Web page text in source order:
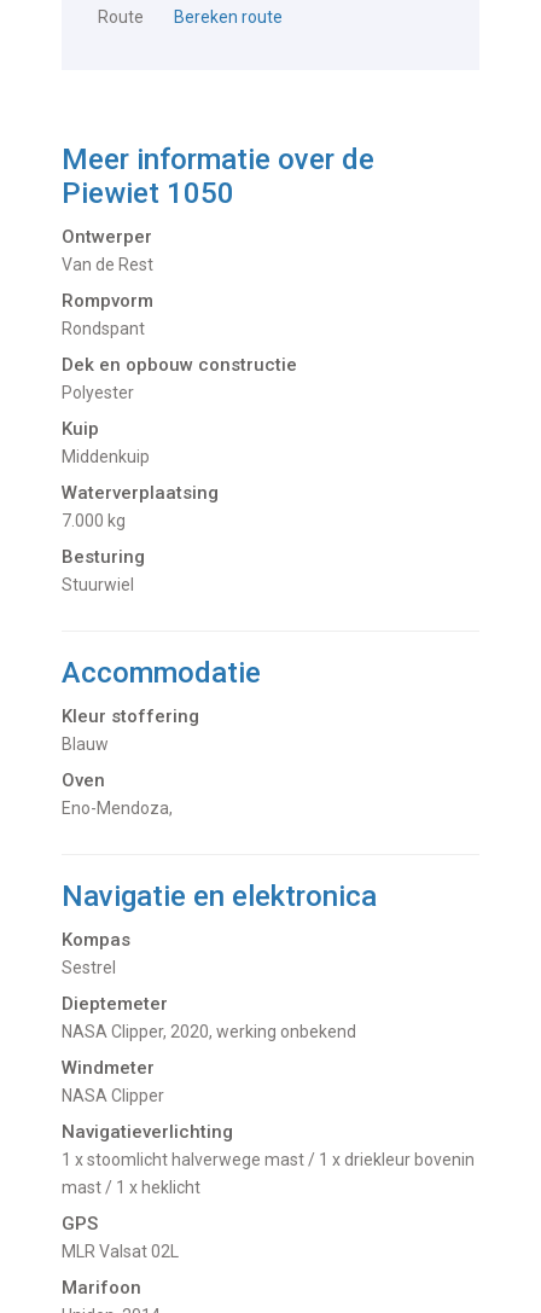
Route
Bereken route
Meer informatie over de
Piewiet 1050
Ontwerper
Van de Rest
Rompvorm
Rondspant
Dek en opbouw constructie
Polyester
Kuip
Middenkuip
Waterverplaatsing
7.000 kg
Besturing
Stuurwiel
Accommodatie
Kleur stoffering
Blauw
Oven
Eno-Mendoza,
Navigatie en elektronica
Kompas
Sestrel
Dieptemeter
NASA Clipper, 2020, werking onbekend
Windmeter
NASA Clipper
Navigatieverlichting
1 x stoomlicht halverwege mast / 1 x driekleur bovenin
mast / 1 x heklicht
GPS
MLR Valsat 02L
Marifoon